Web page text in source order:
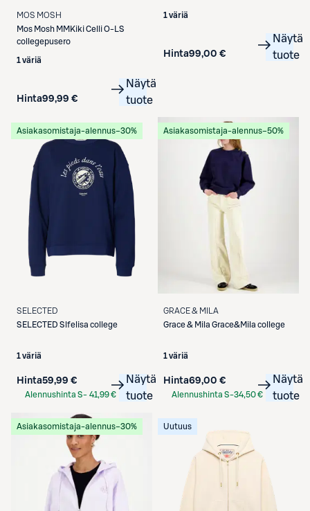
MOS MOSH
Mos Mosh MMKiki Celli O-LS
collegepusero
1 väriä
Hinta99,99 €
Näytä
tuote
1 väriä
Hinta99,00 €
Näytä
tuote
Asiakasomistaja-alennus−30%
SELECTED
SELECTED Slfelisa college
1 väriä
Hinta59,99 €
Alennushinta S- 41,99 €
Näytä
tuote
Asiakasomistaja-alennus−50%
GRACE & MILA
Grace & Mila Grace&Mila college
1 väriä
Hinta69,00 €
Alennushinta S-34,50 €
Näytä
tuote
Asiakasomistaja-alennus−30% Uutuus